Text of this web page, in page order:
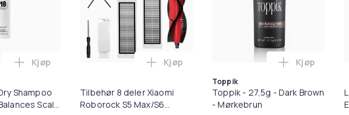
Poplin Blouse / Plain Work Shirt i handlekurven
Shampoo
Scalp
Legg K18 Airwash Dry Shampoo Nonaerosol Balances Scalp & Controls
Kjøp
Tilbehør 8 deler Xiaomi
Roborock S5 Max/S6
Legg Tilbehør 8 deler Xiaomi Roborock
Kjøp
Toppik
Toppik - 27,5g - Dark Brown
- Mørkebrun
Legg
Kjøp